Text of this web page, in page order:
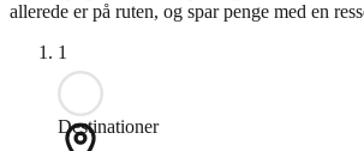
allerede er på ruten, og spar penge med en
1
Destinationer